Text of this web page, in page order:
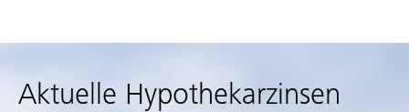
Aktuelle Hypothekarzinsen